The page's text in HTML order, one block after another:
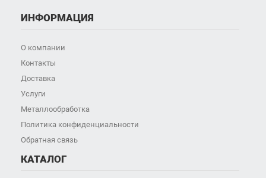
ИНФОРМАЦИЯ
О компании
Контакты
Доставка
Услуги
Металлообработка
Политика конфиденциальности
Обратная связь
КАТАЛОГ